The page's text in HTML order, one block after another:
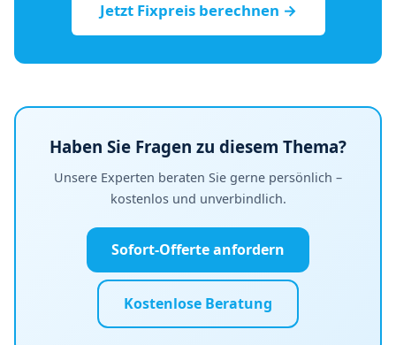
Jetzt Fixpreis berechnen →
Haben Sie Fragen zu diesem Thema?
Unsere Experten beraten Sie gerne persönlich –
kostenlos und unverbindlich.
Sofort-Offerte anfordern
Kostenlose Beratung